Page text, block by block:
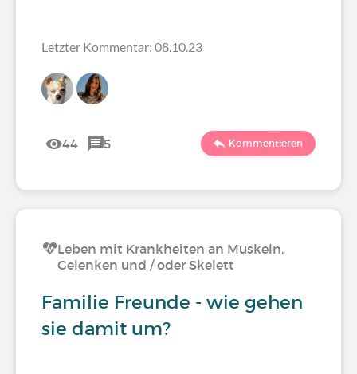
Letzter Kommentar: 08.10.23
44 5 Kommentieren
Leben mit Krankheiten an Muskeln,
Gelenken und / oder Skelett
Familie Freunde - wie gehen
sie damit um?